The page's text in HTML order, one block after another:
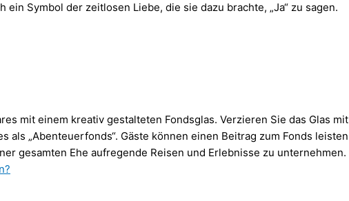
Symbol der zeitlosen Liebe, die sie dazu brachte, „Ja“ zu sagen.
mit einem kreativ gestalteten Fondsglas. Verzieren Sie das Glas mit
als „Abenteuerfonds“. Gäste können einen Beitrag zum Fonds leisten
gesamten Ehe aufregende Reisen und Erlebnisse zu unternehmen.